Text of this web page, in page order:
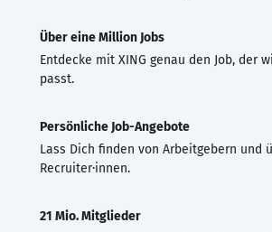
Über eine Million Jobs
Entdecke mit XING genau den Job, der
passt.
Persönliche Job-Angebote
Lass Dich finden von Arbeitgebern und
Recruiter·innen.
21 Mio. Mitglieder